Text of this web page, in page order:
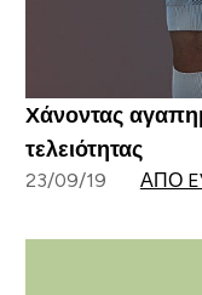
Χάνοντας
τελειότητας
23/09/19 ΑΠΌ